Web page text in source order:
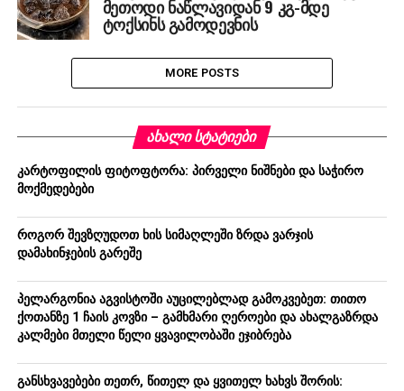
მეთოდი ნაწლავიდან 9 კგ-მდე
ტოქსინს გამოდევნის
MORE POSTS
ᲐᲮᲐᲚᲘ ᲡᲢᲐᲢᲘᲔᲑᲘ
კარტოფილის ფიტოფტორა: პირველი ნიშნები და საჭირო
მოქმედებები
როგორ შევზღუდოთ ხის სიმაღლეში ზრდა ვარჯის
დამახინჯების გარეშე
პელარგონია აგვისტოში აუცილებლად გამოკვებეთ: თითო
ქოთანზე 1 ჩაის კოვზი – გამხმარი ღეროები და ახალგაზრდა
კალმები მთელი წელი ყვავილობაში ეჯიბრება
განსხვავებები თეთრ, წითელ და ყვითელ ხახვს შორის: